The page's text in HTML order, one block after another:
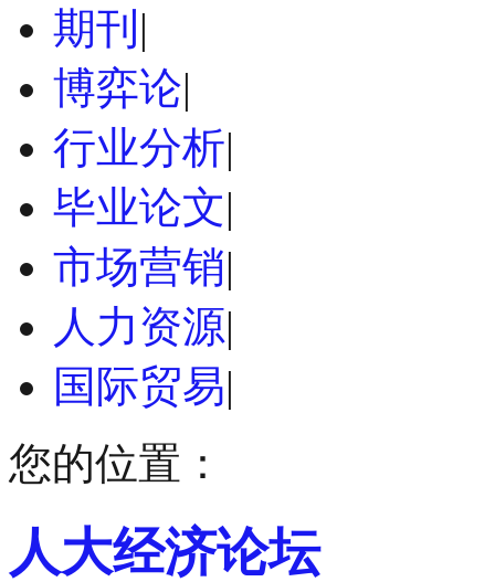
期刊 |
博弈论|
行业分析|
毕业论文|
市场营销|
人力资源|
国际贸易|
您的位置：
人大经济论坛